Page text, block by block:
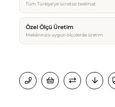
Tüm Türkiye’ye ücretsiz teslimat
Özel Ölçü Üretim
Mekânınıza uygun ölçülerde üretim